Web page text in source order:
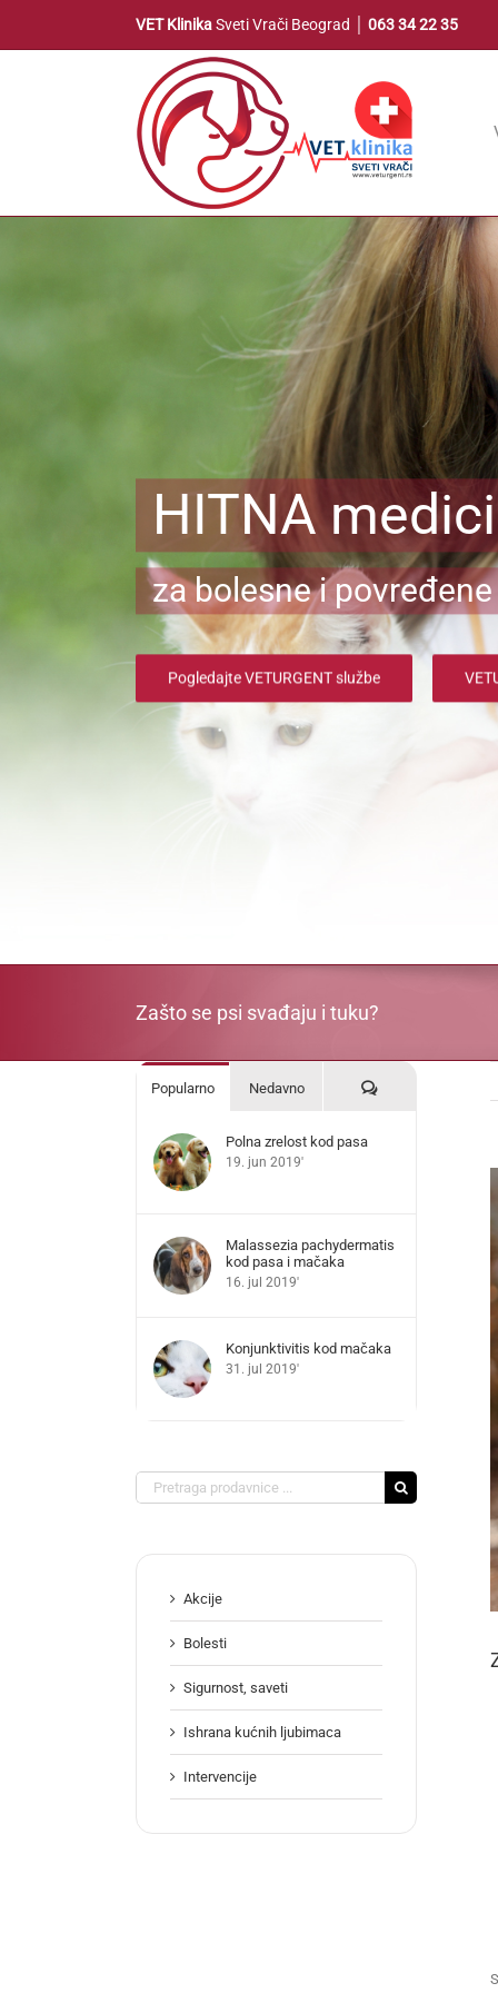
content
VET KlinikaSveti Vrači Beograd │ 063 34 22 35
HITNA
za bolesne i
Pogledajte VETURGENT službe
Zašto se psi svađaju i tuku?
Popularno Nedavno Komentari
Polna zrelost kod pasa
19. jun 2019'
Malassezia pachydermatis
kod pasa i mačaka
16. jul 2019'
Konjunktivitis kod mačaka
31. jul 2019'
Search
for:
Akcije
Bolesti
Sigurnost, saveti
Ishrana kućnih ljubimaca
Intervencije